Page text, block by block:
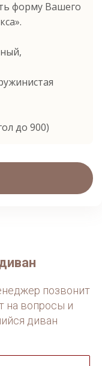
форму Вашего
до 900)
позвонит
на вопросы и
диван